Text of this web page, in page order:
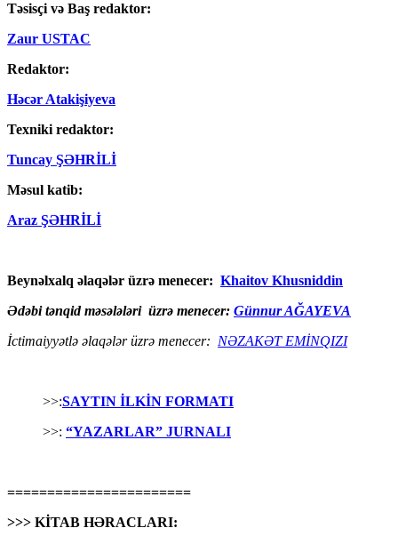
Təsisçi və Baş redaktor:
Zaur USTAC
Redaktor:
Həcər Atakişiyeva
Texniki redaktor:
Tuncay ŞƏHRİLİ
Məsul katib:
Araz ŞƏHRİLİ
Beynəlxalq əlaqələr üzrə menecer: Khaitov Khusniddin
Ədəbi tənqid məsələləri üzrə menecer: Günnur AĞAYEVA
İctimaiyyətlə əlaqələr üzrə menecer: NƏZAKƏT EMİNQIZI
>>:SAYTIN İLKİN FORMATI
>>: “YAZARLAR” JURNALI
=======================
>>> KİTAB HƏRACLARI: